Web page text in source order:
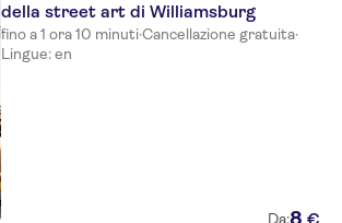
della street art di Williamsburg
fino a 1 ora 10 minuti·Cancellazione gratuita·
Lingue: en
Da:8